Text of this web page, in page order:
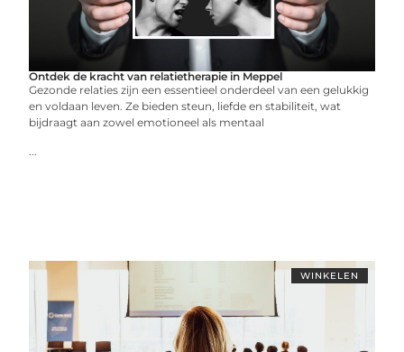
Ontdek de kracht van relatietherapie in Meppel
Gezonde relaties zijn een essentieel onderdeel van een gelukkig
en voldaan leven. Ze bieden steun, liefde en stabiliteit, wat
bijdraagt aan zowel emotioneel als mentaal
...
WINKELEN